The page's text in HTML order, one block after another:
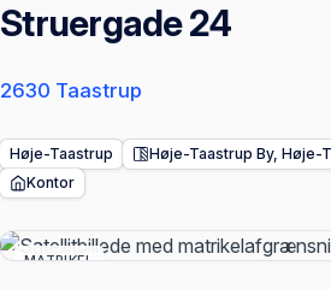
Struergade 24
2630 Taastrup
Høje-Taastrup
Høje-Taastrup By, Høje-
Kontor
MATRIKEL